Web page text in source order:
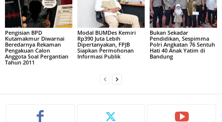
Pengisian BPD
Kutamakmur Diwarnai
Beredarnya Rekaman
Pengakuan Calon
Anggota Soal Pergantian
Tahun 2011
Modal BUMDes Kemiri
Rp390 Juta Lebih
Dipertanyakan, FPJB
Siapkan Permohonan
Informasi Publik
Bukan Sekadar
Pendidikan, Sespimma
Polri Angkatan 76 Sentuh
Hati 40 Anak Yatim di
Bandung